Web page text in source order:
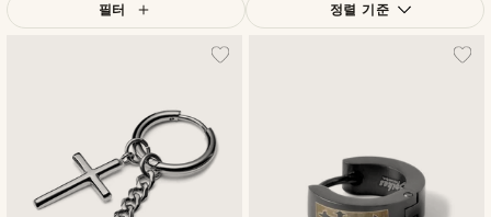
필터 정렬 기준